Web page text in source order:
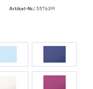
Artikel-Nr.: 55763M